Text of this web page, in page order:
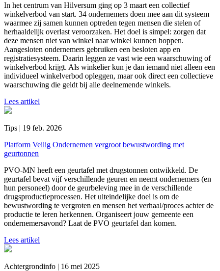
In het centrum van Hilversum ging op 3 maart een collectief
winkelverbod van start. 34 ondernemers doen mee aan dit systeem
waarmee zij samen kunnen optreden tegen mensen die stelen of
herhaaldelijk overlast veroorzaken. Het doel is simpel: zorgen dat
deze mensen niet van winkel naar winkel kunnen hoppen.
Aangesloten ondernemers gebruiken een besloten app en
registratiesysteem. Daarin leggen ze vast wie een waarschuwing of
winkelverbod krijgt. Als winkelier kun je dan iemand niet alleen een
individueel winkelverbod opleggen, maar ook direct een collectieve
waarschuwing die geldt bij alle deelnemende winkels.
Lees artikel
Tips | 19 feb. 2026
Platform Veilig Ondernemen vergroot bewustwording met
geurtonnen
PVO-MN heeft een geurtafel met drugstonnen ontwikkeld. De
geurtafel bevat vijf verschillende geuren en neemt ondernemers (en
hun personeel) door de geurbeleving mee in de verschillende
drugsproductieprocessen. Het uiteindelijke doel is om de
bewustwording te vergroten en mensen het verhaal/proces achter de
productie te leren herkennen. Organiseert jouw gemeente een
ondernemersavond? Laat de PVO geurtafel dan komen.
Lees artikel
Achtergrondinfo | 16 mei 2025